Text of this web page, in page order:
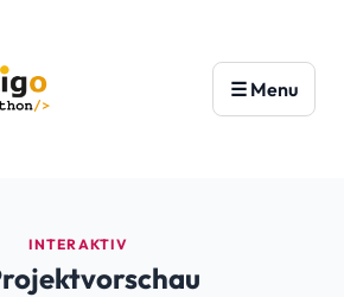
INTERAKTIV